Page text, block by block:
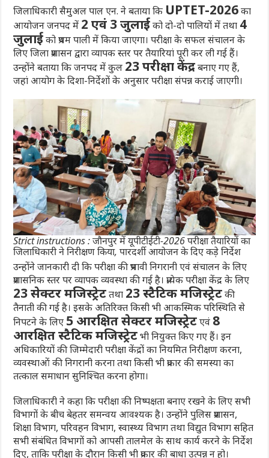
जिलाधिकारी सैमुअल पाल एन. ने बताया कि UPTET-2026का
आयोजन जनपद में 2 एवं 3 जुलाईको दो-दो पालियों में तथा 4
जुलाईको प्रथम पाली में किया जाएगा। परीक्षा के सफल संचालन के
लिए जिला प्रशासन द्वारा व्यापक स्तर पर तैयारियां पूरी कर ली गई हैं।
उन्होंने बताया कि जनपद में कुल 23 परीक्षा केंद्रबनाए गए हैं,
जहां आयोग के दिशा-निर्देशों के अनुसार परीक्षा संपन्न कराई जाएगी।
Strict instructions : जौनपुर में यूपीटीईटी-2026 परीक्षा तैयारियों का
जिलाधिकारी ने निरीक्षण किया, पारदर्शी आयोजन के दिए कड़े निर्देश
उन्होंने जानकारी दी कि परीक्षा की प्रभावी निगरानी एवं संचालन के लिए
प्रशासनिक स्तर पर व्यापक व्यवस्था की गई है। प्रत्येक परीक्षा केंद्र के लिए
23 सेक्टर मजिस्ट्रेटतथा 23 स्टैटिक मजिस्ट्रेटकी
तैनाती की गई है। इसके अतिरिक्त किसी भी आकस्मिक परिस्थिति से
निपटने के लिए 5 आरक्षित सेक्टर मजिस्ट्रेटएवं 8
आरक्षित स्टैटिक मजिस्ट्रेटभी नियुक्त किए गए हैं। इन
अधिकारियों की जिम्मेदारी परीक्षा केंद्रों का नियमित निरीक्षण करना,
व्यवस्थाओं की निगरानी करना तथा किसी भी प्रकार की समस्या का
तत्काल समाधान सुनिश्चित करना होगा।
जिलाधिकारी ने कहा कि परीक्षा की निष्पक्षता बनाए रखने के लिए सभी
विभागों के बीच बेहतर समन्वय आवश्यक है। उन्होंने पुलिस प्रशासन,
शिक्षा विभाग, परिवहन विभाग, स्वास्थ्य विभाग तथा विद्युत विभाग सहित
सभी संबंधित विभागों को आपसी तालमेल के साथ कार्य करने के निर्देश
दिए, ताकि परीक्षा के दौरान किसी भी प्रकार की बाधा उत्पन्न न हो।